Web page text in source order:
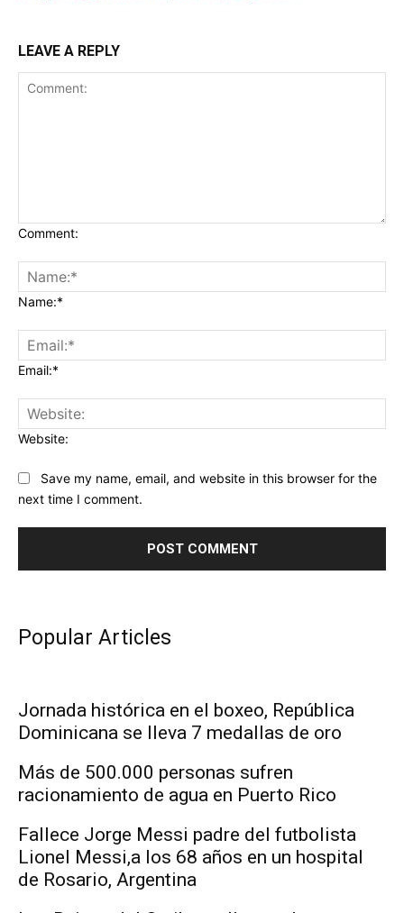
LEAVE A REPLY
Comment:
Name:*
Email:*
Website:
Save my name, email, and website in this browser for the
next time I comment.
Popular Articles
Jornada histórica en el boxeo, República
Dominicana se lleva 7 medallas de oro
Más de 500.000 personas sufren
racionamiento de agua en Puerto Rico
Fallece Jorge Messi padre del futbolista
Lionel Messi,a los 68 años en un hospital
de Rosario, Argentina